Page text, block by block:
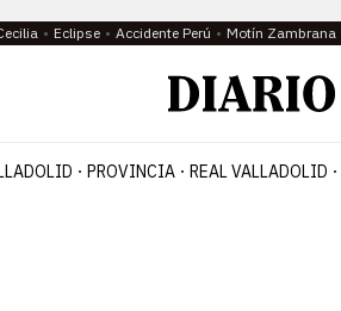
Eclipse Accidente Perú Motín Zambrana
PROVINCIA REAL VALLADOLID